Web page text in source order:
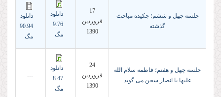
جلسه چهل و ششم؛ چکیده مباحث
گذشته
17
فروردين
1390
دانلود
9.76
مگ
دانلود
90.94
مگ
جلسه چهل و هفتم؛ فاطمه سلام الله
علیها با انصار سخن می گوید
24
فروردين
1390
دانلود
8.47
مگ
---